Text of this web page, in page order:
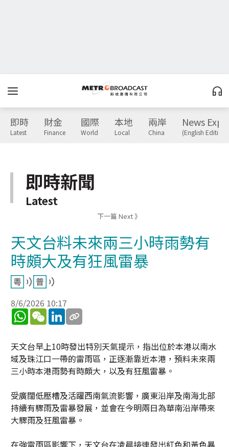
即時
Latest
財金
Finance
國際
World
本地
Local
兩岸
China
News
(English Edition)
即時新聞
Latest
下一篇 Next 》
天文台料未來兩三小時雨勢有
時頗大及有狂風雷暴
8/6/2026 10:17
WhatsApp
WeChatLinkedIn
天文台早上10時發出特別天氣提示，指出位於本港以南水
域及珠江口一帶的雷雨區，正逐漸靠近本港，預料未來兩
三小時本港雨勢有時頗大，以及有狂風雷暴。
受廣闊低壓槽及活躍西南氣流影響，廣東沿岸及南海北部
持續有驟雨及雷暴發展，並會在今明兩日為華南沿岸帶來
大驟雨及狂風雷暴。
在強雷雨區影響下，天文台在凌晨接連發出紅色和黃色暴